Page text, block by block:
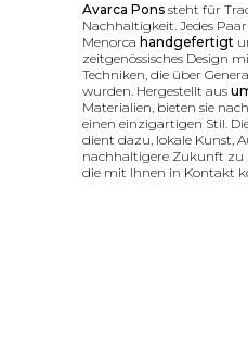
Avarca Ponssteht für
Nachhaltigkeit. Jedes
Menorca handgefertigt
zeitgenössisches Design
Techniken, die über
wurden. Hergestellt aus
Materialien, bieten sie
einen einzigartigen Stil.
dient dazu, lokale Kunst,
nachhaltigere Zukunft zu
die mit Ihnen in Kontakt